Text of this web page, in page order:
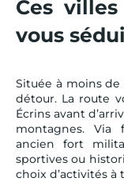
Ces
vous
Située à moins de
détour. La route
Écrins avant
montagnes. Via
ancien fort
sportives ou
choix d’activités à